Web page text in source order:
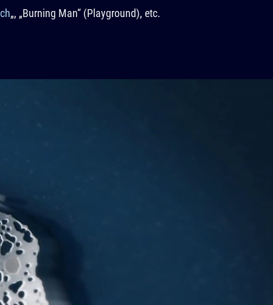
„, „Burning Man“ (Playground), etc.